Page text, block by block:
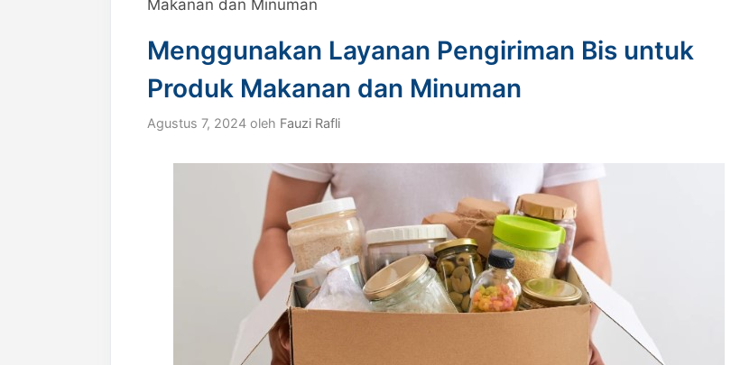
Makanan dan Minuman
Menggunakan Layanan Pengiriman Bis untuk
Produk Makanan dan Minuman
Agustus 7, 2024 oleh Fauzi Rafli